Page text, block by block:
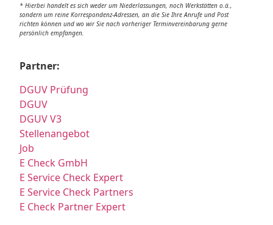
* Hierbei handelt es sich weder um Niederlassungen, noch Werkstätten o.ä.,
sondern um reine Korrespondenz-Adressen, an die Sie Ihre Anrufe und Post
richten können und wo wir Sie nach vorheriger Terminvereinbarung gerne
persönlich empfangen.
Partner:
DGUV Prüfung
DGUV
DGUV V3
Stellenangebot
Job
E Check GmbH
E Service Check Expert
E Service Check Partners
E Check Partner Expert